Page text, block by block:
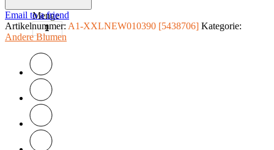
Menge
Email to a friend
Artikelnummer: A1-XXLNEW010390 [5438706] Kategorie:
Andere Blumen